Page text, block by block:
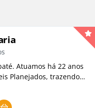
Atuamos há 22 anos
Planejados, trazendo